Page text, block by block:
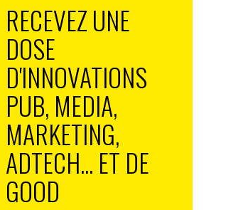
RECEVEZ UNE
DOSE
D'INNOVATIONS
PUB, MEDIA,
MARKETING,
ADTECH... ET DE
GOOD